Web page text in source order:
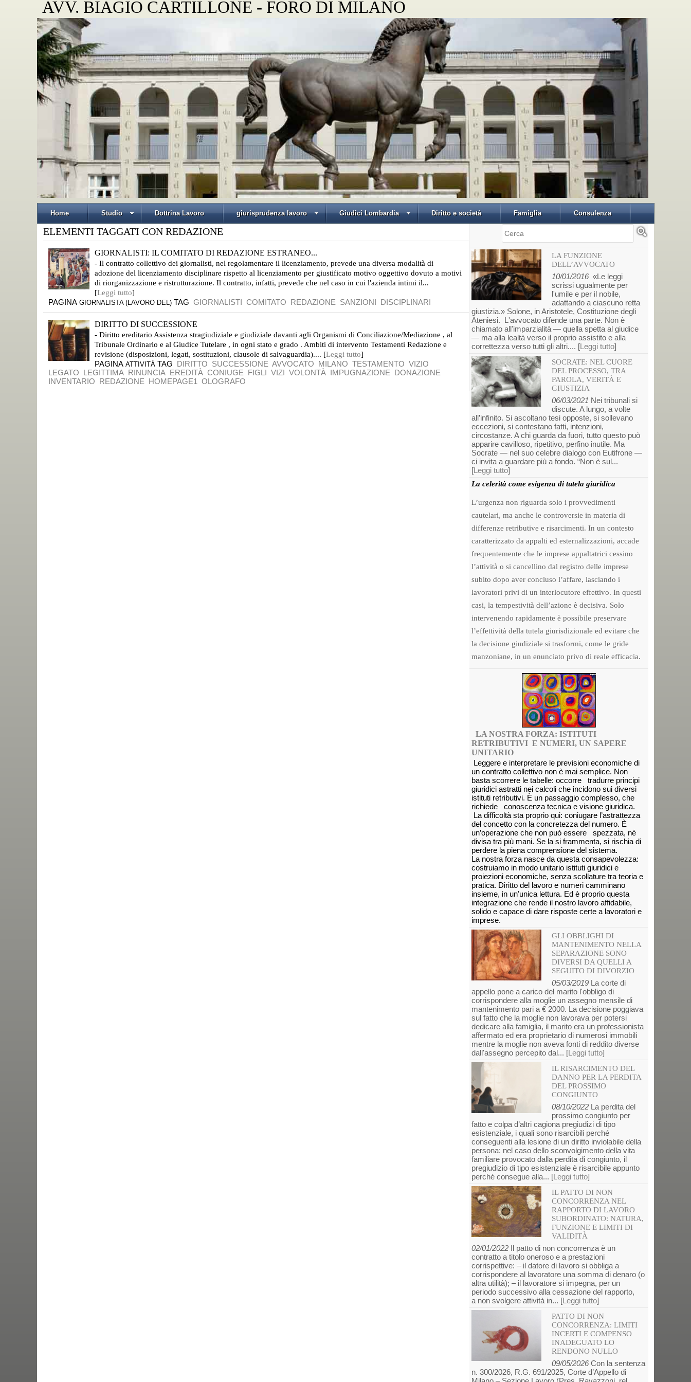
AVV. BIAGIO CARTILLONE - FORO DI MILANO
Home Studio Dottrina Lavoro giurisprudenza lavoro Giudici Lombardia Diritto e società Famiglia Consulenza
ELEMENTI TAGGATI CON REDAZIONE
GIORNALISTI: IL COMITATO DI REDAZIONE ESTRANEO...
- Il contratto collettivo dei giornalisti, nel regolamentare il licenziamento, prevede una diversa modalità di
adozione del licenziamento disciplinare rispetto al licenziamento per giustificato motivo oggettivo dovuto a motivi
di riorganizzazione e ristrutturazione. Il contratto, infatti, prevede che nel caso in cui l'azienda intimi il...
[Leggi tutto]
PAGINA GIORNALISTA (LAVORO DEL) TAG GIORNALISTI COMITATO REDAZIONE SANZIONI DISCIPLINARI
DIRITTO DI SUCCESSIONE
- Diritto ereditario Assistenza stragiudiziale e giudiziale davanti agli Organismi di Conciliazione/Mediazione , al
Tribunale Ordinario e al Giudice Tutelare , in ogni stato e grado . Ambiti di intervento Testamenti Redazione e
revisione (disposizioni, legati, sostituzioni, clausole di salvaguardia).... [Leggi tutto]
PAGINA ATTIVITÀ TAG DIRITTO SUCCESSIONE AVVOCATO MILANO TESTAMENTO VIZIO
LEGATO LEGITTIMA RINUNCIA EREDITÀ CONIUGE FIGLI VIZI VOLONTÀ IMPUGNAZIONE DONAZIONE
INVENTARIO REDAZIONE HOMEPAGE1 OLOGRAFO
Cerca
LA FUNZIONE
DELL’AVVOCATO
10/01/2016«Le leggi
scrissi ugualmente per
l'umile e per il nobile,
adattando a ciascuno retta
giustizia.» Solone, in Aristotele, Costituzione degli
Ateniesi. L'avvocato difende una parte. Non è
chiamato all'imparzialità — quella spetta al giudice
— ma alla lealtà verso il proprio assistito e alla
correttezza verso tutti gli altri.... [Leggi tutto]
SOCRATE: NEL CUORE
DEL PROCESSO, TRA
PAROLA, VERITÀ E
GIUSTIZIA
06/03/2021 Nei tribunali si
discute. A lungo, a volte
all’infinito. Si ascoltano tesi opposte, si sollevano
eccezioni, si contestano fatti, intenzioni,
circostanze. A chi guarda da fuori, tutto questo può
apparire cavilloso, ripetitivo, perfino inutile. Ma
Socrate — nel suo celebre dialogo con Eutifrone —
ci invita a guardare più a fondo. “Non è sul...
[Leggi tutto]
La celerità come esigenza di tutela giuridica
L’urgenza non riguarda solo i provvedimenti
cautelari, ma anche le controversie in materia di
differenze retributive e risarcimenti. In un contesto
caratterizzato da appalti ed esternalizzazioni, accade
frequentemente che le imprese appaltatrici cessino
l’attività o si cancellino dal registro delle imprese
subito dopo aver concluso l’affare, lasciando i
lavoratori privi di un interlocutore effettivo. In questi
casi, la tempestività dell’azione è decisiva. Solo
intervenendo rapidamente è possibile preservare
l’effettività della tutela giurisdizionale ed evitare che
la decisione giudiziale si trasformi, come le gride
manzoniane, in un enunciato privo di reale efficacia.
LA NOSTRA FORZA: ISTITUTI
RETRIBUTIVI E NUMERI, UN SAPERE
UNITARIO
Leggere e interpretare le previsioni economiche di
un contratto collettivo non è mai semplice. Non
basta scorrere le tabelle: occorre tradurre principi
giuridici astratti nei calcoli che incidono sui diversi
istituti retributivi. È un passaggio complesso, che
richiede conoscenza tecnica e visione giuridica.
La difficoltà sta proprio qui: coniugare l’astrattezza
del concetto con la concretezza del numero. È
un’operazione che non può essere spezzata, né
divisa tra più mani. Se la si frammenta, si rischia di
perdere la piena comprensione del sistema.
La nostra forza nasce da questa consapevolezza:
costruiamo in modo unitario istituti giuridici e
proiezioni economiche, senza scollature tra teoria e
pratica. Diritto del lavoro e numeri camminano
insieme, in un’unica lettura. Ed è proprio questa
integrazione che rende il nostro lavoro affidabile,
solido e capace di dare risposte certe a lavoratori e
imprese.
GLI OBBLIGHI DI
MANTENIMENTO NELLA
SEPARAZIONE SONO
DIVERSI DA QUELLI A
SEGUITO DI DIVORZIO
05/03/2019La corte di
appello pone a carico del marito l'obbligo di
corrispondere alla moglie un assegno mensile di
mantenimento pari a € 2000. La decisione poggiava
sul fatto che la moglie non lavorava per potersi
dedicare alla famiglia, il marito era un professionista
affermato ed era proprietario di numerosi immobili
mentre la moglie non aveva fonti di reddito diverse
dall'assegno percepito dal... [Leggi tutto]
IL RISARCIMENTO DEL
DANNO PER LA PERDITA
DEL PROSSIMO
CONGIUNTO
08/10/2022La perdita del
prossimo congiunto per
fatto e colpa d’altri cagiona pregiudizi di tipo
esistenziale, i quali sono risarcibili perché
conseguenti alla lesione di un diritto inviolabile della
persona: nel caso dello sconvolgimento della vita
familiare provocato dalla perdita di congiunto, il
pregiudizio di tipo esistenziale è risarcibile appunto
perché consegue alla... [Leggi tutto]
IL PATTO DI NON
CONCORRENZA NEL
RAPPORTO DI LAVORO
SUBORDINATO: NATURA,
FUNZIONE E LIMITI DI
VALIDITÀ
02/01/2022 Il patto di non concorrenza è un
contratto a titolo oneroso e a prestazioni
corrispettive: – il datore di lavoro si obbliga a
corrispondere al lavoratore una somma di denaro (o
altra utilità); – il lavoratore si impegna, per un
periodo successivo alla cessazione del rapporto,
a non svolgere attività in... [Leggi tutto]
PATTO DI NON
CONCORRENZA: LIMITI
INCERTI E COMPENSO
INADEGUATO LO
RENDONO NULLO
09/05/2026Con la sentenza
n. 300/2026, R.G. 691/2025, Corte d’Appello di